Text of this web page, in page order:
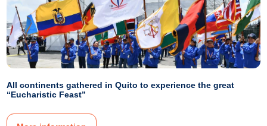
All continents gathered in Quito to experience the great
“Eucharistic Feast”